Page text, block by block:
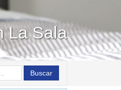
La Sala
Buscar